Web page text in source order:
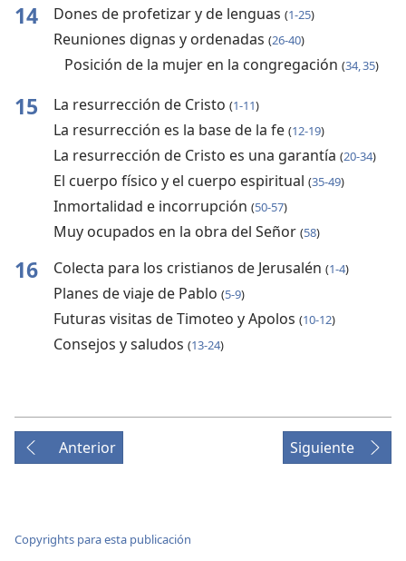
14 Dones de profetizar y de lenguas (1-25)
Reuniones dignas y ordenadas (26-40)
Posición de la mujer en la congregación (34, 35)
15 La resurrección de Cristo (1-11)
La resurrección es la base de la fe (12-19)
La resurrección de Cristo es una garantía (20-34)
El cuerpo físico y el cuerpo espiritual (35-49)
Inmortalidad e incorrupción (50-57)
Muy ocupados en la obra del Señor (58)
16 Colecta para los cristianos de Jerusalén (1-4)
Planes de viaje de Pablo (5-9)
Futuras visitas de Timoteo y Apolos (10-12)
Consejos y saludos (13-24)
Anterior Siguiente
Copyrights para esta publicación